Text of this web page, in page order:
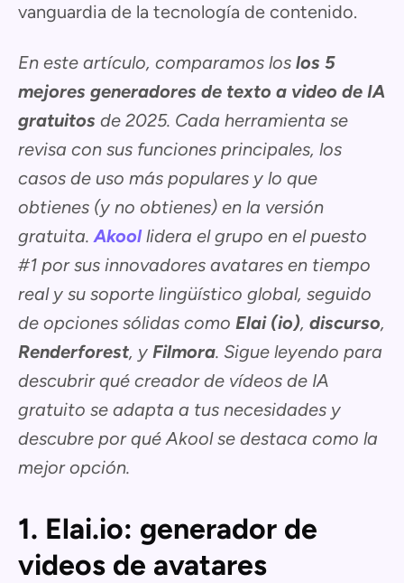
vanguardia de la tecnología de contenido.
En este artículo, comparamos los los 5
mejores generadores de texto a video de IA
gratuitos de 2025. Cada herramienta se
revisa con sus funciones principales, los
casos de uso más populares y lo que
obtienes (y no obtienes) en la versión
gratuita.Akoollidera el grupo en el puesto
#1 por sus innovadores avatares en tiempo
real y su soporte lingüístico global, seguido
de opciones sólidas como Elai (io), discurso,
Renderforest, y Filmora. Sigue leyendo para
descubrir qué creador de vídeos de IA
gratuito se adapta a tus necesidades y
descubre por qué Akool se destaca como la
mejor opción.
1. Elai.io: generador de
videos de avatares